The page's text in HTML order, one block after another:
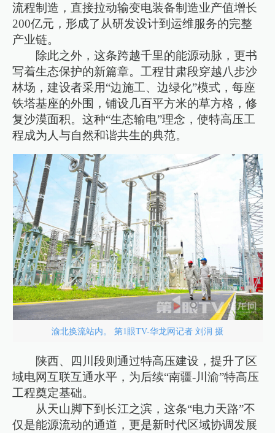
流程制造，直接拉动输变电装备制造业产值增长
200亿元，形成了从研发设计到运维服务的完整
产业链。
除此之外，这条跨越千里的能源动脉，更书
写着生态保护的新篇章。工程甘肃段穿越八步沙
林场，建设者采用“边施工、边绿化”模式，每座
铁塔基座的外围，铺设几百平方米的草方格，修
复沙漠面积。这种“生态输电”理念，使特高压工
程成为人与自然和谐共生的典范。
渝北换流站内。 第1眼TV-华龙网记者 刘润 摄
陕西、四川段则通过特高压建设，提升了区
域电网互联互通水平，为后续“南疆-川渝”特高压
工程奠定基础。
从天山脚下到长江之滨，这条“电力天路”不
仅是能源流动的通道，更是新时代区域协调发展